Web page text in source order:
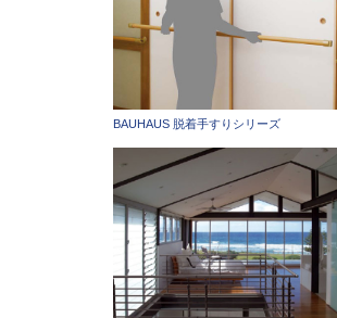
BAUHAUS 脱着手すりシリーズ